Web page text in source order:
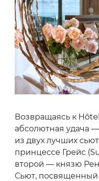
Возвращаясь к
абсолютная удача
из двух лучших
принцессе Грейс
второй — князю
Сьют,